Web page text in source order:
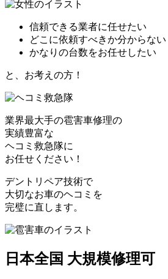
信頼できる業者に任せたい
どこに依頼すべきか分からない
かなりの台数をお任せしたい
と、お考えの方！
業界最大手の雹害車修理の
実績豊富な
ヘコミ救急隊に
お任せください！
デントリペア技術で
大切なお車のヘコミを
完璧に直します。
日本全国 大規模修理可